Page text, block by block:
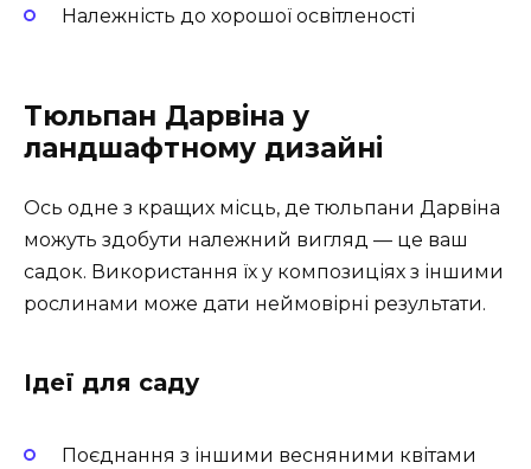
Належність до хорошої освітленості
Тюльпан Дарвіна у
ландшафтному дизайні
Ось одне з кращих місць, де тюльпани Дарвіна
можуть здобути належний вигляд — це ваш
садок. Використання їх у композиціях з іншими
рослинами може дати неймовірні результати.
Ідеї для саду
Поєднання з іншими весняними квітами